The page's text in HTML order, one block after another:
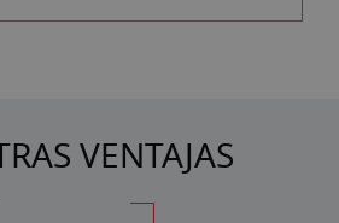
VENTAJAS